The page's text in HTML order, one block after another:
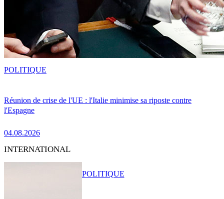
Réunion de crise de l'UE : l'Italie minimise sa riposte contre
l'Espagne
04.08.2026
POLITIQUE
INTERNATIONAL
POLITIQUE